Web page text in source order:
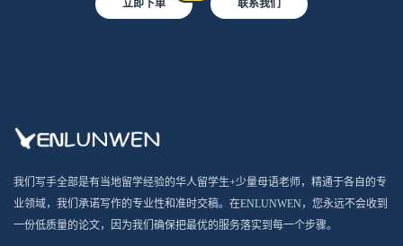
立即下单
联系我们
我们写手全部是有当地留学经验的华人留学生+少量母语老师，精通于各自的专
业领域，我们承诺写作的专业性和准时交稿。在ENLUNWEN，您永远不会收到
一份低质量的论文，因为我们确保把最优的服务落实到每一个步骤。